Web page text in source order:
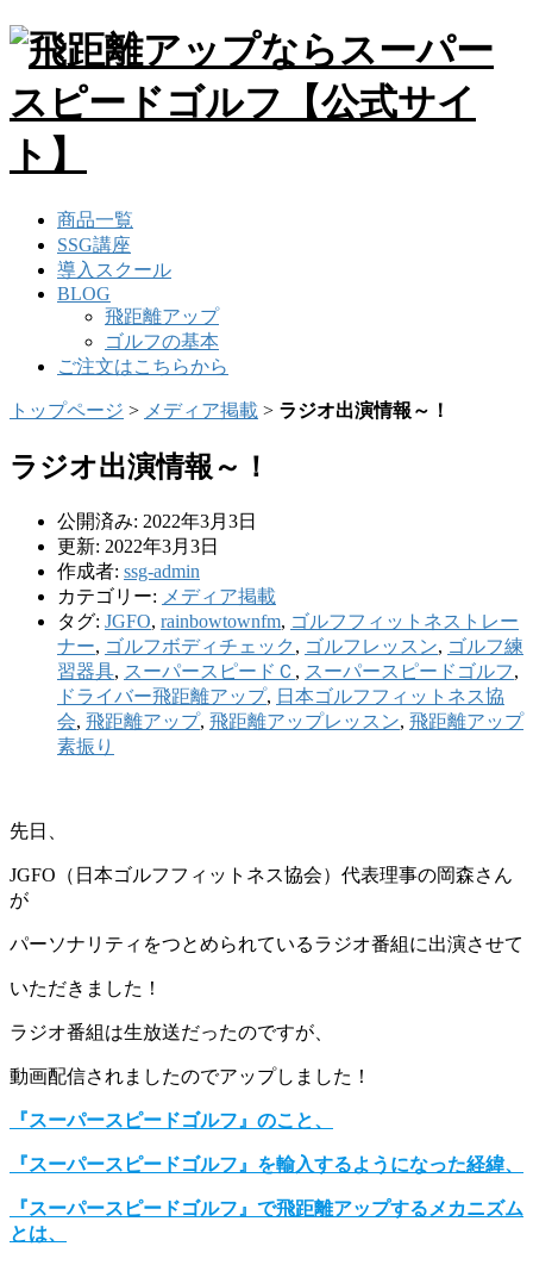
商品一覧
SSG講座
導入スクール
BLOG
飛距離アップ
ゴルフの基本
ご注文はこちらから
トップページ > メディア掲載 > ラジオ出演情報～！
ラジオ出演情報～！
公開済み: 2022年3月3日
更新: 2022年3月3日
作成者: ssg-admin
カテゴリー: メディア掲載
タグ: JGFO, rainbowtownfm, ゴルフフィットネストレー
ナー, ゴルフボディチェック , ゴルフレッスン, ゴルフ練
習器具, スーパースピードＣ , スーパースピードゴルフ,
ドライバー飛距離アップ, 日本ゴルフフィットネス協
会, 飛距離アップ, 飛距離アップレッスン, 飛距離アップ
素振り
先日、
JGFO（日本ゴルフフィットネス協会）代表理事の岡森さん
が
パーソナリティをつとめられているラジオ番組に出演させて
いただきました！
ラジオ番組は生放送だったのですが、
動画配信されましたのでアップしました！
『スーパースピードゴルフ』のこと、
『スーパースピードゴルフ』を輸入するようになった経緯、
『スーパースピードゴルフ』で飛距離アップするメカニズム
とは、